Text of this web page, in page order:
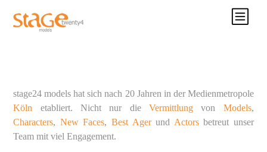
stage24 models hat sich nach 20 Jahren in der Medienmetropole
Köln etabliert. Nicht nur die Vermittlungvon Models,
Characters, New Faces, Best Agerund Actorsbetreut unser
Team mit viel Engagement.